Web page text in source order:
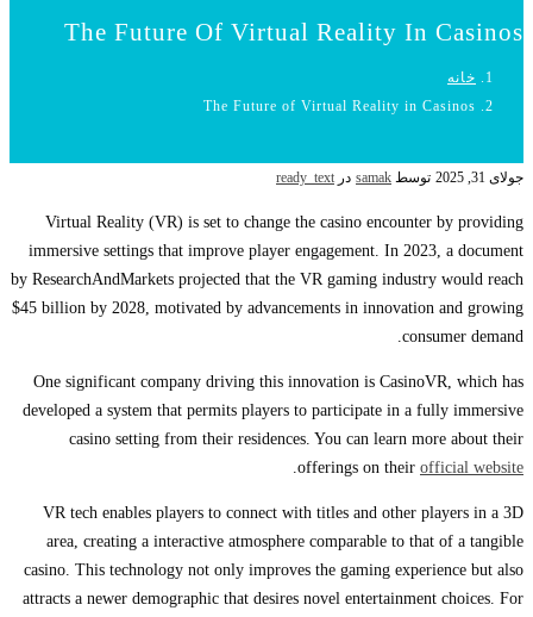
The Future Of Virtual Reality In Casinos
خانه
The Future of Virtual Reality in Casinos
جولای 31, 2025 توسط samak در ready_text
Virtual Reality (VR) is set to change the casino encounter by providing
immersive settings that improve player engagement. In 2023, a document
by ResearchAndMarkets projected that the VR gaming industry would reach
$45 billion by 2028, motivated by advancements in innovation and growing
consumer demand.
One significant company driving this innovation is CasinoVR, which has
developed a system that permits players to participate in a fully immersive
casino setting from their residences. You can learn more about their
offerings on their official website
.
VR tech enables players to connect with titles and other players in a 3D
area, creating a interactive atmosphere comparable to that of a tangible
casino. This technology not only improves the gaming experience but also
attracts a newer demographic that desires novel entertainment choices. For